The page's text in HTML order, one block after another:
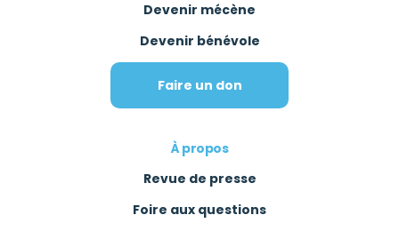
Devenir mécène
Devenir bénévole
Faire un don
À propos
Revue de presse
Foire aux questions